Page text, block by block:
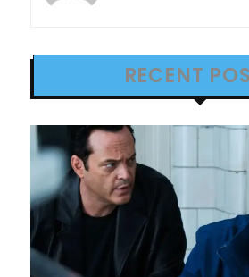
RECENT